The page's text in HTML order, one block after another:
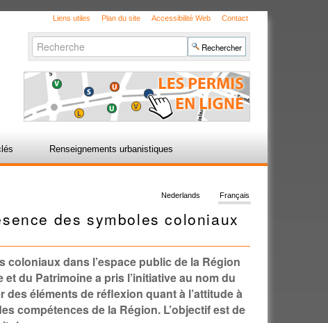
Liens utiles Plan du site Accessibilité Web Contact
Chercher par
avancée…
Renseignements urbanistiques
Français
Nederlands
des symboles coloniaux
dans l’espace public de la Région
du Patrimoine a pris l’initiative au nom du
éléments de réflexion quant à l’attitude à
compétences de la Région. L’objectif est de